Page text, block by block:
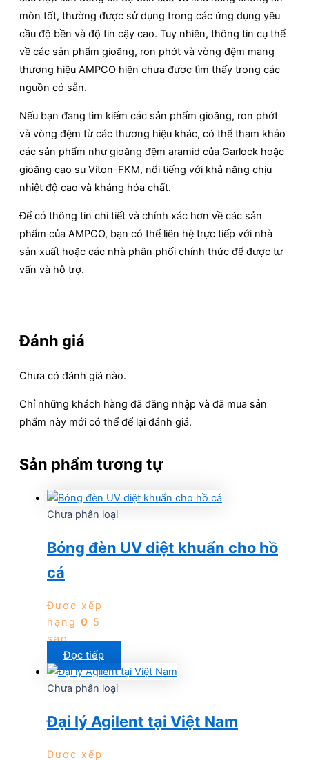
mòn tốt, thường được sử dụng trong các ứng dụng yêu
cầu độ bền và độ tin cậy cao. Tuy nhiên, thông tin cụ thể
về các sản phẩm gioăng, ron phớt và vòng đệm mang
thương hiệu AMPCO hiện chưa được tìm thấy trong các
nguồn có sẵn.
Nếu bạn đang tìm kiếm các sản phẩm gioăng, ron phớt
và vòng đệm từ các thương hiệu khác, có thể tham khảo
các sản phẩm như gioăng đệm aramid của Garlock hoặc
gioăng cao su Viton-FKM, nổi tiếng với khả năng chịu
nhiệt độ cao và kháng hóa chất.
Để có thông tin chi tiết và chính xác hơn về các sản
phẩm của AMPCO, bạn có thể liên hệ trực tiếp với nhà
sản xuất hoặc các nhà phân phối chính thức để được tư
vấn và hỗ trợ.
Đánh giá
Chưa có đánh giá nào.
Chỉ những khách hàng đã đăng nhập và đã mua sản
phẩm này mới có thể để lại đánh giá.
Sản phẩm tương tự
Chưa phân loại
Bóng đèn UV diệt khuẩn cho hồ
cá
Được xếp
hạng 0 5
sao
Đọc tiếp
Chưa phân loại
Đại lý Agilent tại Việt Nam
Được xếp